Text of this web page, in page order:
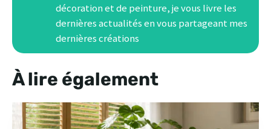
décoration et de peinture, je vous livre les
dernières actualités en vous partageant mes
dernières créations
À lire également